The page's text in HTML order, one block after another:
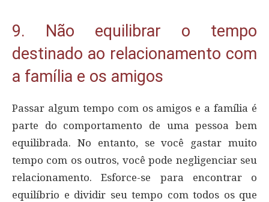
9. Não equilibrar o tempo
destinado ao relacionamento com
a família e os amigos
Passar algum tempo com os amigos e a família é
parte do comportamento de uma pessoa bem
equilibrada. No entanto, se você gastar muito
tempo com os outros, você pode negligenciar seu
relacionamento. Esforce-se para encontrar o
equilíbrio e dividir seu tempo com todos os que